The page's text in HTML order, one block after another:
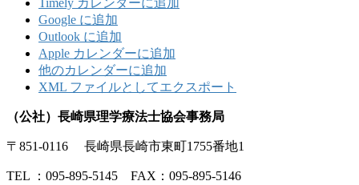
Google に追加
Outlook に追加
Apple カレンダーに追加
他のカレンダーに追加
XML ファイルとしてエクスポート
（公社）長崎県理学療法士協会事務局
〒851-0116 長崎県長崎市東町1755番地1
TEL ：095-895-5145 FAX：095-895-5146